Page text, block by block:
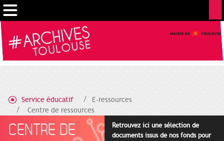
Service éducatif
E-ressources
Centre de ressources
CENTRE DE
Retrouvez ici une sélection de
documents issus de nos fonds pour
Gestion de vos préférences sur les cookies